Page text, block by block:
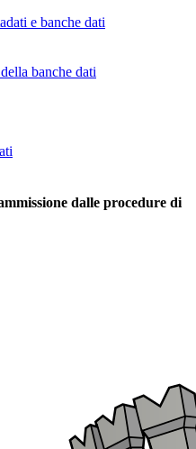
e banche dati
banche dati
dalle procedure di